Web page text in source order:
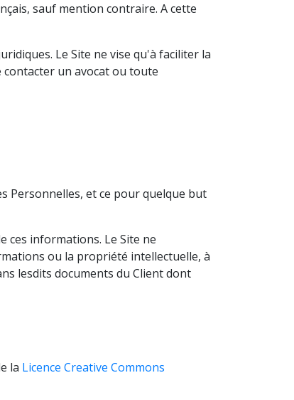
sauf mention contraire. A cette
Le Site ne vise qu'à faciliter la
un avocat ou toute
Personnelles, et ce pour quelque but
ces informations. Le Site ne
ou la propriété intellectuelle, à
lesdits documents du Client dont
la Licence Creative Commons